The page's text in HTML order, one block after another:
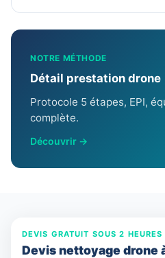
NOTRE MÉTHODE
Détail prestation drone
Protocole 5 étapes, EPI,
complète.
Découvrir →
DEVIS GRATUIT SOUS 2 HEURES
Devis nettoyage drone